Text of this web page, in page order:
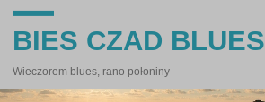
BIES CZAD BLUES
Wieczorem blues, rano połoniny